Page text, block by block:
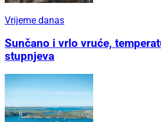
Vrijeme danas
Sunčano i vrlo vruće,
stupnjeva